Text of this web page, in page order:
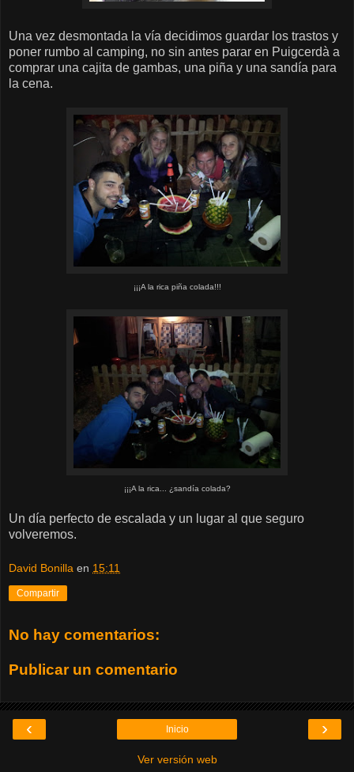
Una vez desmontada la vía decidimos guardar los trastos y
poner rumbo al camping, no sin antes parar en Puigcerdà a
comprar una cajita de gambas, una piña y una sandía para
la cena.
¡¡¡A la rica piña colada!!!
¡¡¡A la rica... ¿sandía colada?
Un día perfecto de escalada y un lugar al que seguro
volveremos.
David Bonilla en 15:11
Compartir
No hay comentarios:
Publicar un comentario
‹ ›
Inicio
Ver versión web